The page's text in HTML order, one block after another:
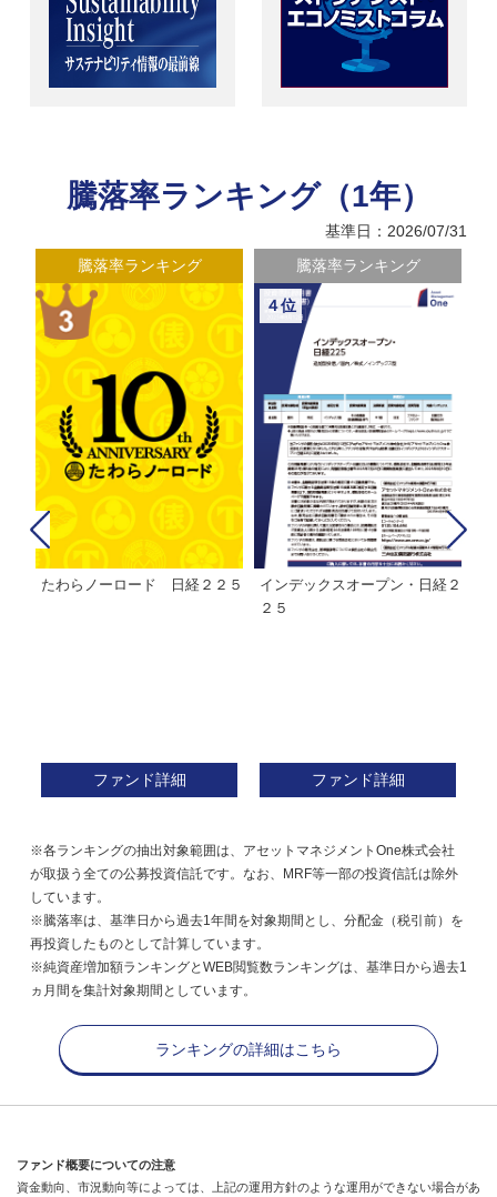
騰落率ランキング（1年）
基準日：2026/07/31
騰落率ランキング
たわらノーロード 日経２２５
ファンド詳細
騰落率ランキング
４位
インデックスオープン・日経２
２５
ファンド詳細
※各ランキングの抽出対象範囲は、アセットマネジメントOne株式会社
が取扱う全ての公募投資信託です。なお、MRF等一部の投資信託は除外
しています。
※騰落率は、基準日から過去1年間を対象期間とし、分配金（税引前）を
再投資したものとして計算しています。
※純資産増加額ランキングとWEB閲覧数ランキングは、基準日から過去1
ヵ月間を集計対象期間としています。
ランキングの詳細はこちら
ファンド概要についての注意
資金動向、市況動向等によっては、上記の運用方針のような運用ができない場合があ